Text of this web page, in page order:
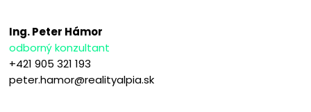
Ing. Peter Hámor
odborný konzultant
+421 905 321 193
peter.hamor@realityalpia.sk